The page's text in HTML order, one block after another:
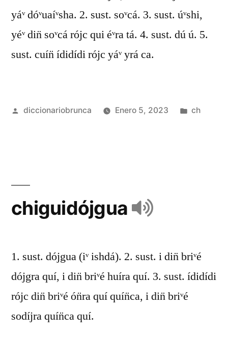
yáᵛ dóᵛuaíᵛsha. 2. sust. soᵛcá. 3. sust. úᵛshi,
yéᵛ din̈ soᵛcá rójc qui éᵛra tá. 4. sust. dú ú. 5.
sust. cuín̈ ídidídi rójc yáᵛ yrá ca.
diccionariobrunca Enero 5, 2023 ch
chiguidójgua
1. sust. dójgua (iᵛ ishdá). 2. sust. i din̈ briᵛé
dójgra quí, i din̈ briᵛé huíra quí. 3. sust. ídidídi
rójc din̈ briᵛé ón̈ra quí quín̈ca, i din̈ briᵛé
sodíjra quín̈ca quí.